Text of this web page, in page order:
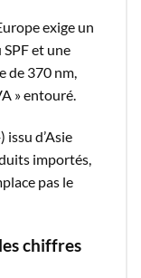
exige un
et une
de 370 nm,
» entouré.​
issu d’Asie
importés,
pas le
chiffres